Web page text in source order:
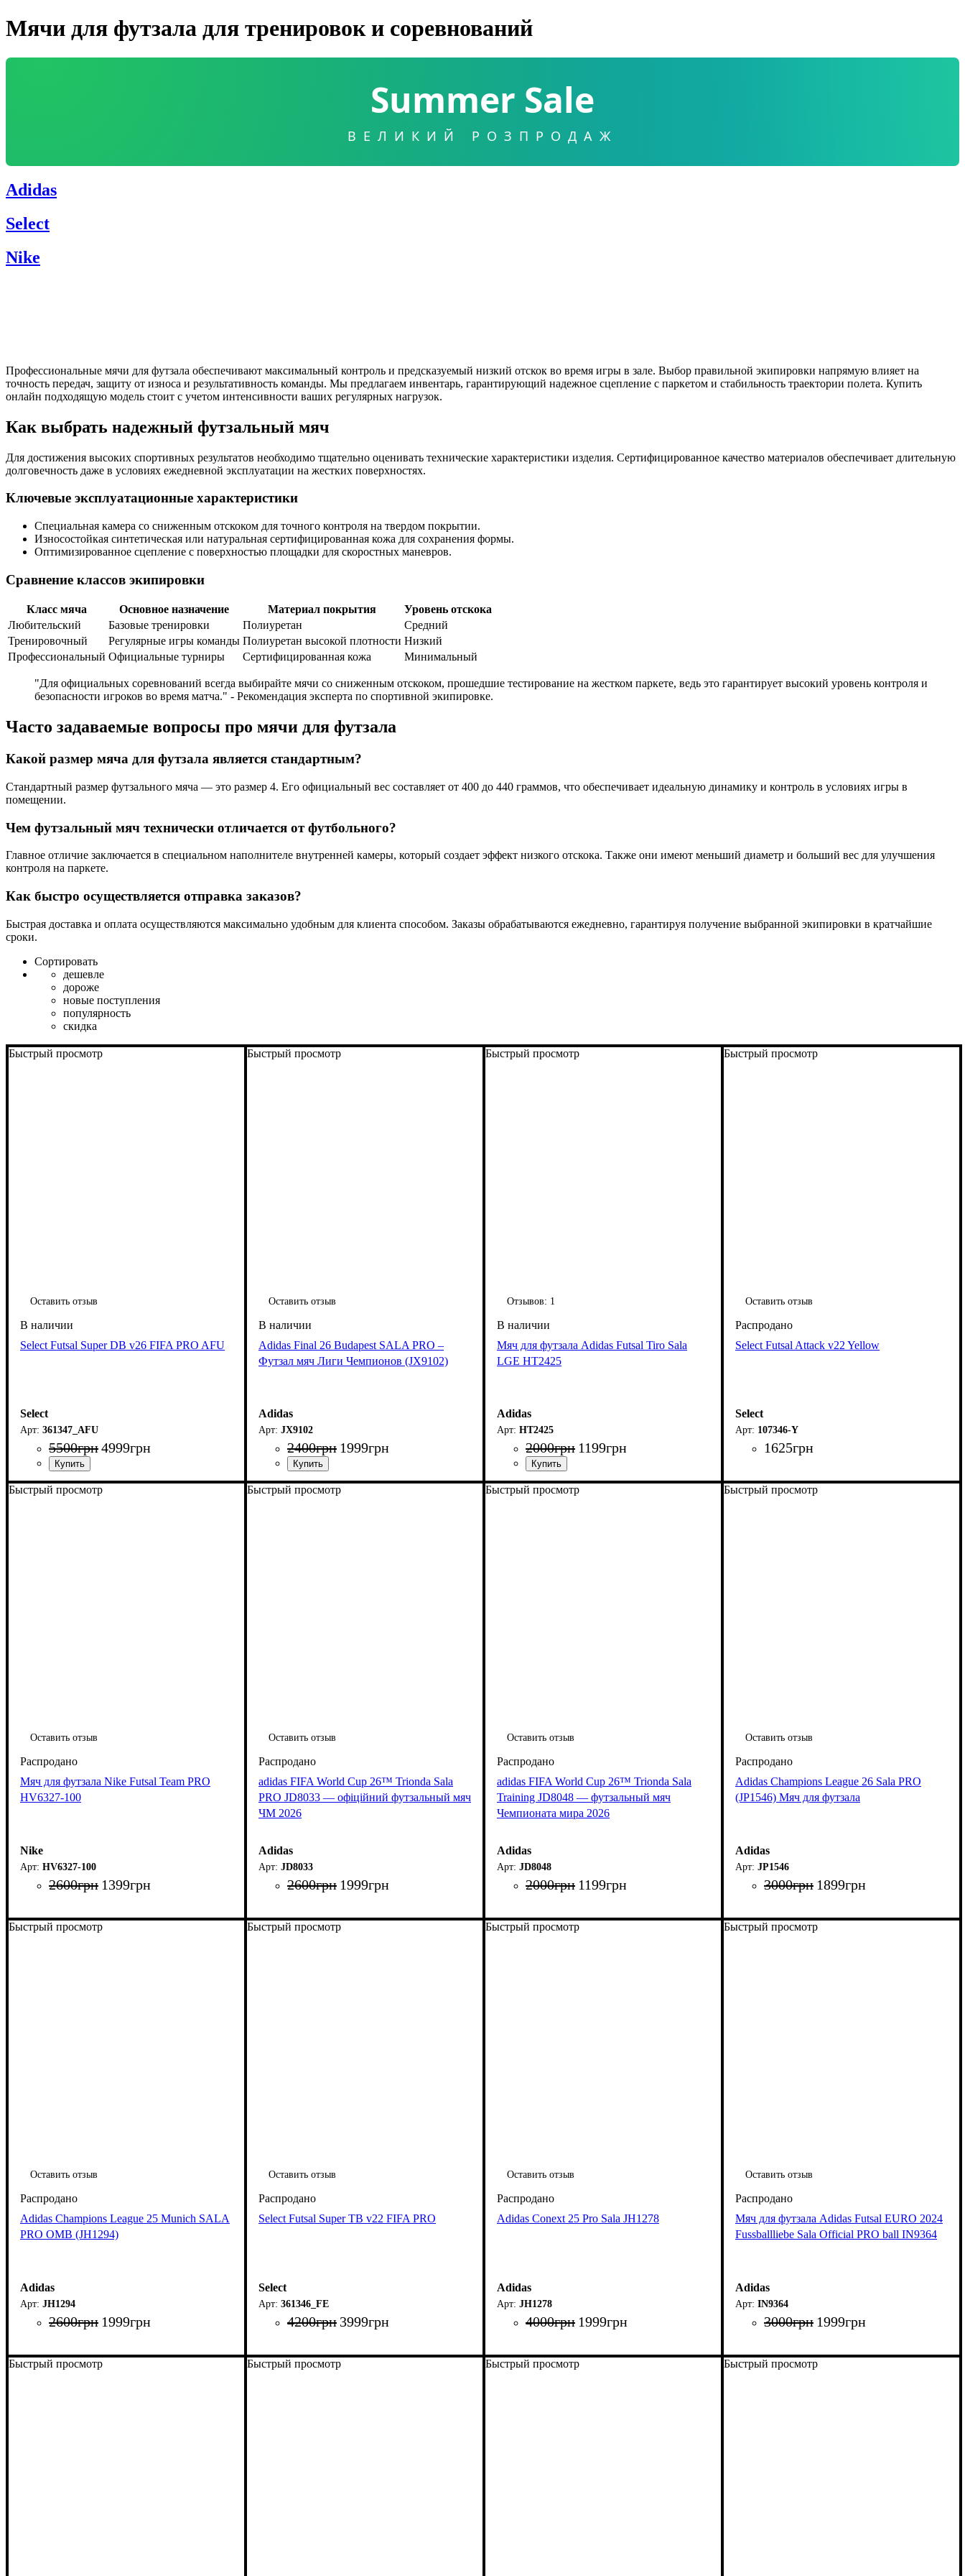
Мячи для футзала для тренировок и соревнований
Summer Sale
ВЕЛИКИЙ РОЗПРОДАЖ
Adidas
Select
Nike
Профессиональные мячи для футзала обеспечивают максимальный контроль и предсказуемый низкий отскок во время игры в зале. Выбор правильной экипировки напрямую влияет на
точность передач, защиту от износа и результативность команды. Мы предлагаем инвентарь, гарантирующий надежное сцепление с паркетом и стабильность траектории полета. Купить
онлайн подходящую модель стоит с учетом интенсивности ваших регулярных нагрузок.
Как выбрать надежный футзальный мяч
Для достижения высоких спортивных результатов необходимо тщательно оценивать технические характеристики изделия. Сертифицированное качество материалов обеспечивает длительную
долговечность даже в условиях ежедневной эксплуатации на жестких поверхностях.
Ключевые эксплуатационные характеристики
Специальная камера со сниженным отскоком для точного контроля на твердом покрытии.
Износостойкая синтетическая или натуральная сертифицированная кожа для сохранения формы.
Оптимизированное сцепление с поверхностью площадки для скоростных маневров.
Сравнение классов экипировки
Класс мяча Основное назначение Материал покрытия
Уровень отскока
Любительский
Базовые тренировки Полиуретан
Средний
Тренировочный
Регулярные игры команды Полиуретан высокой плотности Низкий
Профессиональный Официальные турниры Сертифицированная кожа Минимальный
"Для официальных соревнований всегда выбирайте мячи со сниженным отскоком, прошедшие тестирование на жестком паркете, ведь это гарантирует высокий уровень контроля и
безопасности игроков во время матча." - Рекомендация эксперта по спортивной экипировке.
Часто задаваемые вопросы про мячи для футзала
Какой размер мяча для футзала является стандартным?
Стандартный размер футзального мяча — это размер 4. Его официальный вес составляет от 400 до 440 граммов, что обеспечивает идеальную динамику и контроль в условиях игры в
помещении.
Чем футзальный мяч технически отличается от футбольного?
Главное отличие заключается в специальном наполнителе внутренней камеры, который создает эффект низкого отскока. Также они имеют меньший диаметр и больший вес для улучшения
контроля на паркете.
Как быстро осуществляется отправка заказов?
Быстрая доставка и оплата осуществляются максимально удобным для клиента способом. Заказы обрабатываются ежедневно, гарантируя получение выбранной экипировки в кратчайшие
сроки.
Сортировать
дешевле
дороже
новые поступления
популярность
скидка
Быстрый просмотр
Оставить отзыв
Select Futsal Super DB v26 FIFA PRO AFU
Select
361347_AFU
5500грн4999грн
Быстрый просмотр
Оставить отзыв
Adidas Final 26 Budapest SALA PRO –
Футзал мяч Лиги Чемпионов (JX9102)
Adidas
JX9102
2400грн 1999грн
Быстрый просмотр
Отзывов: 1
Мяч для футзала Adidas Futsal Tiro Sala
LGE HT2425
Adidas
HT2425
2000грн 1199грн
Быстрый просмотр
Оставить отзыв
Select Futsal Attack v22 Yellow
Select
107346-Y
1625грн
Быстрый просмотр
Оставить отзыв
Мяч для футзала Nike Futsal Team PRO
HV6327-100
Nike
HV6327-100
2600грн 1399грн
Быстрый просмотр
Оставить отзыв
adidas FIFA World Cup 26™ Trionda Sala
PRO JD8033 — офіційний футзальный мяч
ЧМ 2026
Adidas
JD8033
2600грн 1999грн
Быстрый просмотр
Оставить отзыв
adidas FIFA World Cup 26™ Trionda Sala
Training JD8048 — футзальный мяч
Чемпионата мира 2026
Adidas
JD8048
2000грн 1199грн
Быстрый просмотр
Оставить отзыв
Adidas Champions League 26 Sala PRO
(JP1546) Мяч для футзала
Adidas
JP1546
3000грн 1899грн
Быстрый просмотр
Оставить отзыв
Adidas Champions League 25 Munich SALA
PRO OMB (JH1294)
Adidas
JH1294
2600грн 1999грн
Быстрый просмотр
Оставить отзыв
Select Futsal Super TB v22 FIFA PRO
Select
361346_FE
4200грн 3999грн
Быстрый просмотр
Оставить отзыв
Adidas Conext 25 Pro Sala JH1278
Adidas
JH1278
4000грн 1999грн
Быстрый просмотр
Оставить отзыв
Мяч для футзала Adidas Futsal EURO 2024
Fussballliebe Sala Official PRO ball IN9364
Adidas
IN9364
3000грн 1999грн
Быстрый просмотр Быстрый просмотр Быстрый просмотр Быстрый просмотр